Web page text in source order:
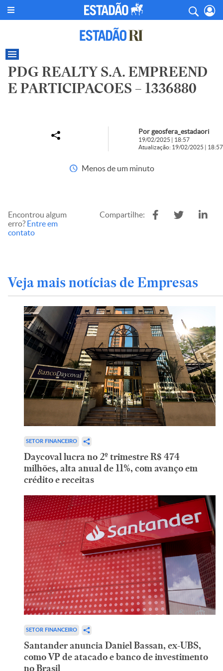
PDG REALTY S.A. EMPREEND
E PARTICIPACOES – 1336880
Por geosfera_estadaori
19/02/2025 | 18:57
Atualização: 19/02/2025 | 18:57
Menos de um minuto
Encontrou algum
erro? Entre em
contato
Compartilhe:
Veja mais notícias de Empresas
SETOR FINANCEIRO
Daycoval lucra no 2º trimestre R$ 474
milhões, alta anual de 11%, com avanço em
crédito e receitas
SETOR FINANCEIRO
Santander anuncia Daniel Bassan, ex-UBS,
como VP de atacado e banco de investimento
no Brasil